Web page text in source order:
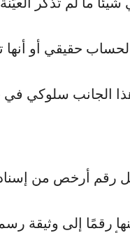
حقيقي أو أنها
الجانب سلوكي
رقم أرخص من
نتائج هذا الاستعلام بتاريخ 2026-08-